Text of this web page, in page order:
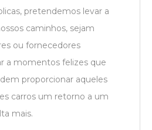
pretendemos levar a
caminhos, sejam
ou fornecedores
a momentos felizes que
proporcionar aqueles
carros um retorno a um
mais.